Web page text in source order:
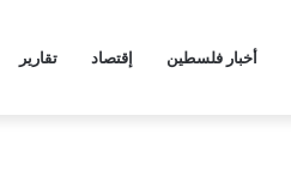
أخبار فلسطين إقتصاد تقارير